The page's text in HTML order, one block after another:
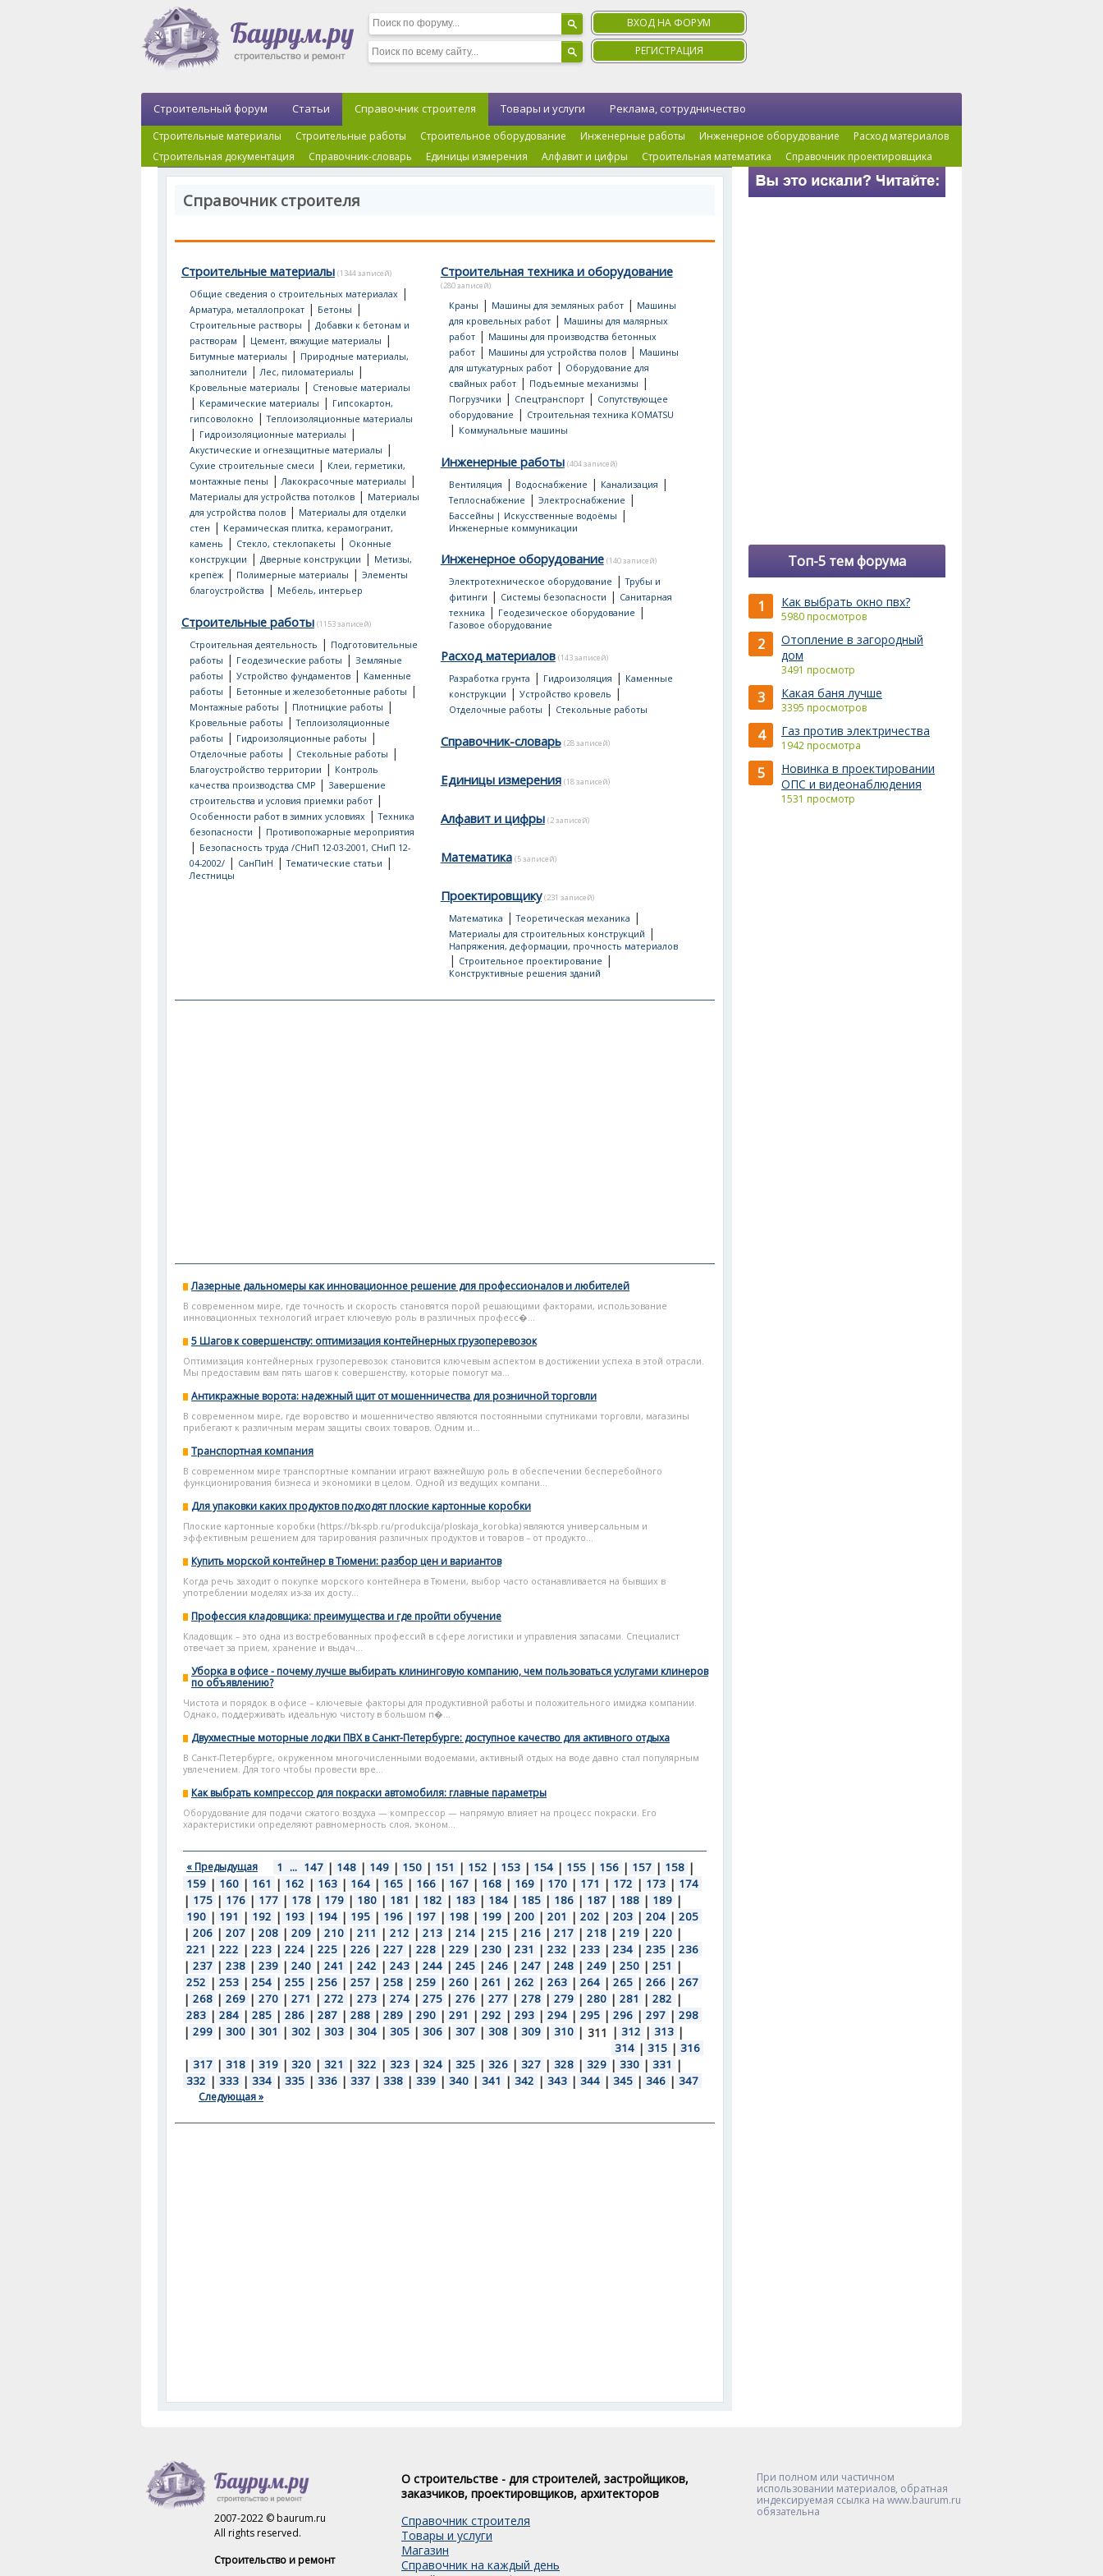
ВХОД НА ФОРУМ
РЕГИСТРАЦИЯ
Строительный форум Статьи Справочник строителя
Строительные материалы Строительные работы Строительное оборудование Инженерные работы Инженерное оборудование
Расход материалов
Строительная документация
Справочник-словарь Единицы измерения Алфавит и цифры Строительная математика Справочник проектировщика
Товары и услуги Реклама, сотрудничество
Справочник строителя
Строительные материалы (1344 записей)
Общие сведения о строительных материалах|
Арматура, металлопрокат| Бетоны |
Строительные растворы | Добавки к бетонам и
растворам | Цемент, вяжущие материалы |
Битумные материалы | Природные материалы,
заполнители |Лес, пиломатериалы |
Кровельные материалы | Стеновые материалы
| Керамические материалы | Гипсокартон,
гипсоволокно |Теплоизоляционные материалы
| Гидроизоляционные материалы |
Акустические и огнезащитные материалы |
Сухие строительные смеси | Клеи, герметики,
монтажные пены |Лакокрасочные материалы |
Материалы для устройства потолков| Материалы
для устройства полов| Материалы для отделки
стен | Керамическая плитка, керамогранит,
камень | Стекло, стеклопакеты | Оконные
конструкции | Дверные конструкции | Метизы,
крепёж| Полимерные материалы | Элементы
благоустройства | Мебель, интерьер
Строительные работы (1153 записей)
Строительная деятельность | Подготовительные
работы | Геодезические работы | Земляные
работы | Устройство фундаментов| Каменные
работы | Бетонные и железобетонные работы |
Монтажные работы | Плотницкие работы |
Кровельные работы |Теплоизоляционные
работы | Гидроизоляционные работы |
Отделочные работы | Стекольные работы |
Благоустройство территории | Контроль
качества производства СМР| Завершение
строительства и условия приемки работ|
Особенности работ в зимних условиях|Техника
безопасности | Противопожарные мероприятия
| Безопасность труда /СНиП 12-03-2001, СНиП 12-
04-2002/| СанПиН |Тематические статьи |
Лестницы
Строительная техника и оборудование
(280 записей)
Краны | Машины для земляных работ| Машины
для кровельных работ| Машины для малярных
работ| Машины для производства бетонных
работ| Машины для устройства полов| Машины
для штукатурных работ| Оборудование для
свайных работ| Подъемные механизмы |
Погрузчики | Спецтранспорт| Сопутствующее
оборудование | Строительная техника KOMATSU
| Коммунальные машины
Инженерные работы (404 записей)
Вентиляция | Водоснабжение | Канализация |
Теплоснабжение | Электроснабжение |
Бассейны | Искусственные водоёмы |
Инженерные коммуникации
Инженерное оборудование (140 записей)
Электротехническое оборудование |Трубы и
фитинги | Системы безопасности | Санитарная
техника | Геодезическое оборудование |
Газовое оборудование
Расход материалов (143 записей)
Разработка грунта | Гидроизоляция | Каменные
конструкции | Устройство кровель |
Отделочные работы | Стекольные работы
Справочник-словарь (28 записей)
Единицы измерения (18 записей)
Алфавит и цифры (2 записей)
Математика (5 записей)
Проектировщику (231 записей)
Математика |Теоретическая механика |
Материалы для строительных конструкций |
Напряжения, деформации, прочность материалов
| Строительное проектирование |
Конструктивные решения зданий
Лазерные дальномеры как инновационное решение для профессионалов и любителей
В современном мире, где точность и скорость становятся порой решающими факторами, использование
инновационных технологий играет ключевую роль в различных професс�...
5 Шагов к совершенству: оптимизация контейнерных грузоперевозок
Оптимизация контейнерных грузоперевозок становится ключевым аспектом в достижении успеха в этой отрасли.
Мы предоставим вам пять шагов к совершенству, которые помогут ма...
Антикражные ворота: надежный щит от мошенничества для розничной торговли
В современном мире, где воровство и мошенничество являются постоянными спутниками торговли, магазины
прибегают к различным мерам защиты своих товаров. Одним и...
Транспортная компания
В современном мире транспортные компании играют важнейшую роль в обеспечении бесперебойного
функционирования бизнеса и экономики в целом. Одной из ведущих компани...
Для упаковки каких продуктов подходят плоские картонные коробки
Плоские картонные коробки (https://bk-spb.ru/produkcija/ploskaja_korobka) являются универсальным и
эффективным решением для тарирования различных продуктов и товаров – от продукто...
Купить морской контейнер в Тюмени: разбор цен и вариантов
Когда речь заходит о покупке морского контейнера в Тюмени, выбор часто останавливается на бывших в
употреблении моделях из-за их досту...
Профессия кладовщика: преимущества и где пройти обучение
Кладовщик – это одна из востребованных профессий в сфере логистики и управления запасами. Специалист
отвечает за прием, хранение и выдач...
Уборка в офисе - почему лучше выбирать клининговую компанию, чем пользоваться услугами клинеров
по объявлению?
Чистота и порядок в офисе – ключевые факторы для продуктивной работы и положительного имиджа компании.
Однако, поддерживать идеальную чистоту в большом п�...
Двухместные моторные лодки ПВХ в Санкт-Петербурге: доступное качество для активного отдыха
В Санкт-Петербурге, окруженном многочисленными водоемами, активный отдых на воде давно стал популярным
увлечением. Для того чтобы провести вре...
Как выбрать компрессор для покраски автомобиля: главные параметры
Оборудование для подачи сжатого воздуха — компрессор — напрямую влияет на процесс покраски. Его
характеристики определяют равномерность слоя, эконом...
« Предыдущая 1 ... 147 | 148 | 149 | 150 | 151 | 152 | 153 | 154 | 155 | 156 | 157 | 158 |
159 | 160 | 161 | 162 | 163 | 164 | 165 | 166 | 167 | 168 | 169 | 170 | 171 | 172 | 173 | 174
| 175 | 176 | 177 | 178 | 179 | 180 | 181 | 182 | 183 | 184 | 185 | 186 | 187 | 188 | 189 |
190 | 191 | 192 | 193 | 194 | 195 | 196 | 197 | 198 | 199 | 200 | 201 | 202 | 203 | 204 | 205
| 206 | 207 | 208 | 209 | 210 | 211 | 212 | 213 | 214 | 215 | 216 | 217 | 218 | 219 | 220 |
221 | 222 | 223 | 224 | 225 | 226 | 227 | 228 | 229 | 230 | 231 | 232 | 233 | 234 | 235 | 236
| 237 | 238 | 239 | 240 | 241 | 242 | 243 | 244 | 245 | 246 | 247 | 248 | 249 | 250 | 251 |
252 | 253 | 254 | 255 | 256 | 257 | 258 | 259 | 260 | 261 | 262 | 263 | 264 | 265 | 266 | 267
| 268 | 269 | 270 | 271 | 272 | 273 | 274 | 275 | 276 | 277 | 278 | 279 | 280 | 281 | 282 |
283 | 284 | 285 | 286 | 287 | 288 | 289 | 290 | 291 | 292 | 293 | 294 | 295 | 296 | 297 | 298
| 299 | 300 | 301 | 302 | 303 | 304 | 305 | 306 | 307 | 308 | 309 | 310 | 311 | 312 | 313 |
314 | 315 | 316
| 317 | 318 | 319 | 320 | 321 | 322 | 323 | 324 | 325 | 326 | 327 | 328 | 329 | 330 | 331 |
332 | 333 | 334 | 335 | 336 | 337 | 338 | 339 | 340 | 341 | 342 | 343 | 344 | 345 | 346 | 347
Следующая »
Топ-5 тем форума
1 Как выбрать окно пвх?
5980 просмотров
2
Отопление в загородный
дом
3491 просмотр
3 Какая баня лучше
3395 просмотров
4 Газ против электричества
1942 просмотра
5
Новинка в проектировании
ОПС и видеонаблюдения
1531 просмотр
2007-2022 © baurum.ru
All rights reserved.
Строительство и ремонт
О строительстве - для строителей, застройщиков,
заказчиков, проектировщиков, архитекторов
Справочник строителя
Товары и услуги
Магазин
Справочник на каждый день
При полном или частичном
использовании материалов, обратная
индексируемая ссылка на www.baurum.ru
обязательна